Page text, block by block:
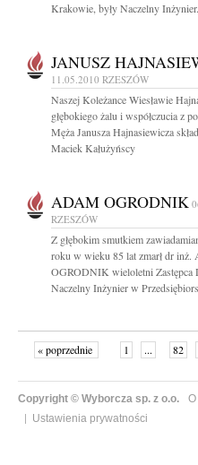
Krakowie, były Naczelny
JANUSZ
11.05.2010 RZESZÓW
Naszej Koleżance Wiesławie
głębokiego żalu i współczucia z
Męża Janusza Hajnasiewicza
Maciek Kałużyńscy
ADAM OGRODNIK
RZESZÓW
Z głębokim smutkiem
roku w wieku 85 lat zmarł dr
OGRODNIK wieloletni Zastępca
Naczelny Inżynier w
« poprzednie 1 ... 82
Copyright © Wyborcza sp. z o.o.
Ustawienia prywatności